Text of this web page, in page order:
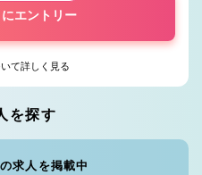
エントリー
て詳しく見る
を探す
求人を掲載中